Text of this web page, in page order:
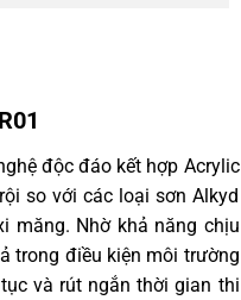
độc đáo kết hợp Acrylic
so với các loại sơn Alkyd
măng. Nhờ khả năng chịu
trong điều kiện môi trường
và rút ngắn thời gian thi